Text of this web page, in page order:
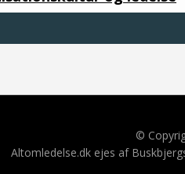
©
Altomledelse.dk ejes af